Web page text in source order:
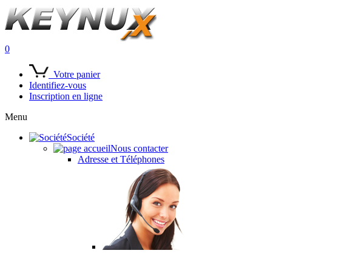
0
Votre panier
Identifiez-vous
Inscription en ligne
Menu
Société
Nous contacter
Adresse et Téléphones